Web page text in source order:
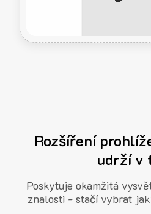
Rozšíření
udrží v
Poskytuje okamžitá
znalosti - stačí vybrat